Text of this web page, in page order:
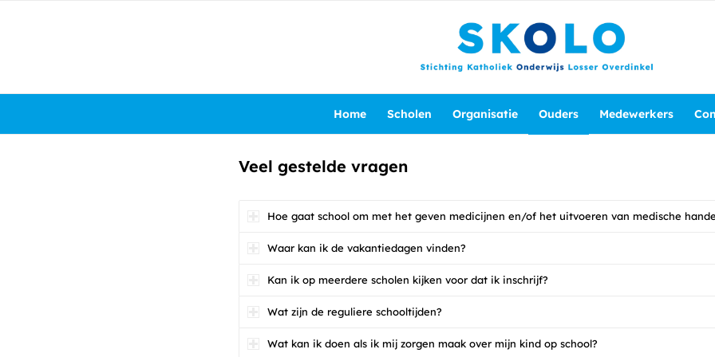
Home Scholen Organisatie Ouders Medewerkers
Veel gestelde vragen
Hoe gaat school om met het geven medicijnen en/of het uitvoeren van medische
Waar kan ik de vakantiedagen vinden?
Kan ik op meerdere scholen kijken voor dat ik inschrijf?
Wat zijn de reguliere schooltijden?
Wat kan ik doen als ik mij zorgen maak over mijn kind op school?